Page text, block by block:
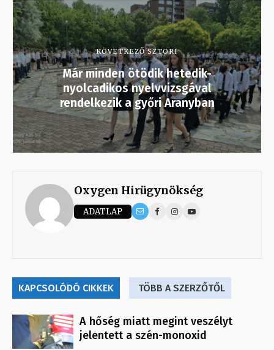
KÖVETKEZŐ SZTORI
Már minden ötödik hetedik-
nyolcadikos nyelvvizsgával
rendelkezik a győri Aranyban
Oxygen Hirügynökség
ADATLAP
KAPCSOLÓDÓ CIKKEK TÖBB A SZERZŐTŐL
A hőség miatt megint veszélyt
jelentett a szén-monoxid